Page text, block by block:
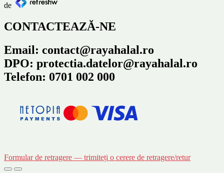
de
CONTACTEAZĂ-NE
Email: contact@rayahalal.ro
DPO: protectia.datelor@rayahalal.ro
Telefon: 0701 002 000
Formular de retragere — trimiteți o cerere de retragere/retur